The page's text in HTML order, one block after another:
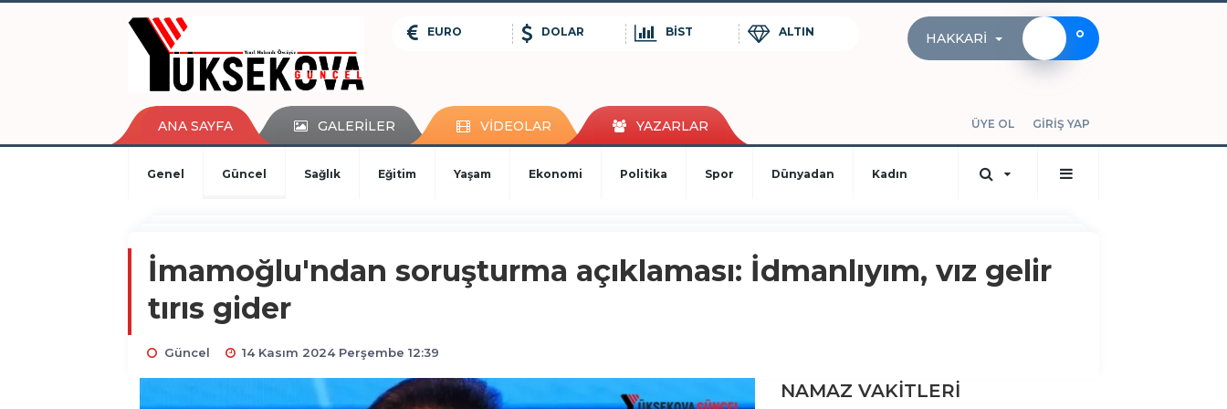
kaçak bahis
deneme bonusu veren siteler
EURO DOLAR BİST ALTIN HAKKARI °
ANA SAYFA GALERİLER VİDEOLAR YAZARLAR ÜYE OL GİRİŞ YAP
Genel Güncel Sağlık Eğitim Yaşam Ekonomi Politika Spor Dünyadan Kadın
İmamoğlu'ndan soruşturma açıklaması: İdmanlıyım, vız gelir
tırıs gider
Güncel 14 Kasım 2024 Perşembe 12:39
NAMAZ VAKİTLERİ